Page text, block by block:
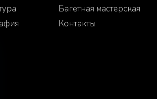
Багетная мастерская
Контакты